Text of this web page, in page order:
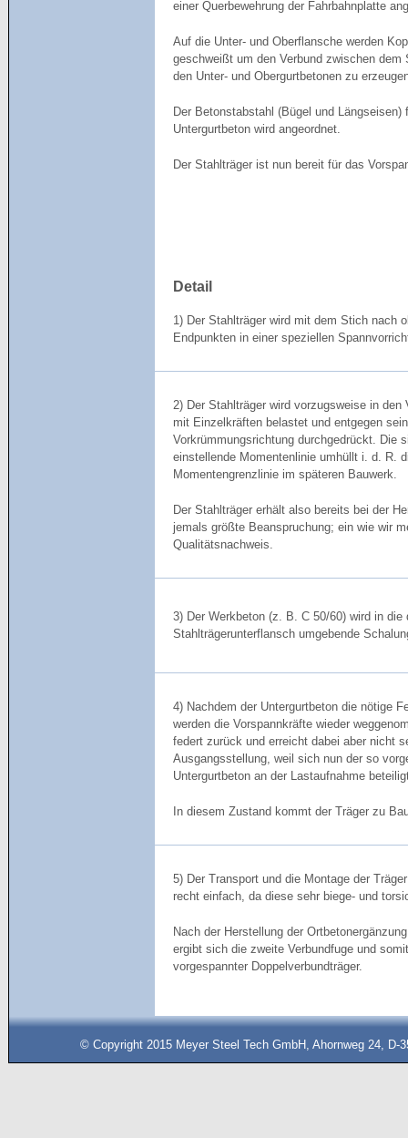
einer Querbewehrung der Fahrbahnplatte
Auf die Unter- und Oberflansche werden
geschweißt um den Verbund zwischen dem
den Unter- und Obergurtbetonen zu
Der Betonstabstahl (Bügel und Längseisen)
Untergurtbeton wird angeordnet.
Der Stahlträger ist nun bereit für das
Detail
1) Der Stahlträger wird mit dem Stich nach
Endpunkten in einer speziellen
2) Der Stahlträger wird vorzugsweise in den
mit Einzelkräften belastet und entgegen
Vorkrümmungsrichtung durchgedrückt. Die
einstellende Momentenlinie umhüllt i. d. R.
Momentengrenzlinie im späteren Bauwerk.
Der Stahlträger erhält also bereits bei der
jemals größte Beanspruchung; ein wie wir
Qualitätsnachweis.
3) Der Werkbeton (z. B. C 50/60) wird in die
Stahlträgerunterflansch umgebende
4) Nachdem der Untergurtbeton die nötige
werden die Vorspannkräfte wieder
federt zurück und erreicht dabei aber nicht
Ausgangsstellung, weil sich nun der so
Untergurtbeton an der Lastaufnahme
In diesem Zustand kommt der Träger zu
5) Der Transport und die Montage der
recht einfach, da diese sehr biege- und
Nach der Herstellung der
ergibt sich die zweite Verbundfuge und
vorgespannter Doppelverbundträger.
© Copyright 2015 Meyer Steel Tech GmbH, Ahornweg 24, D-